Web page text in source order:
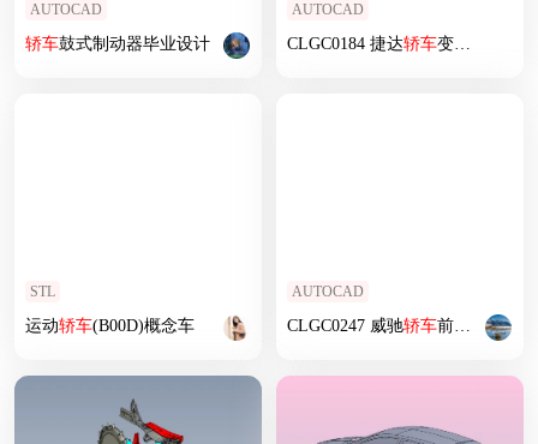
AUTOCAD
轿车鼓式制动器毕业设计
AUTOCAD
CLGC0184 捷达轿车变速器设计
STL
运动轿车(B00D)概念车
AUTOCAD
CLGC0247 威驰轿车前门设计